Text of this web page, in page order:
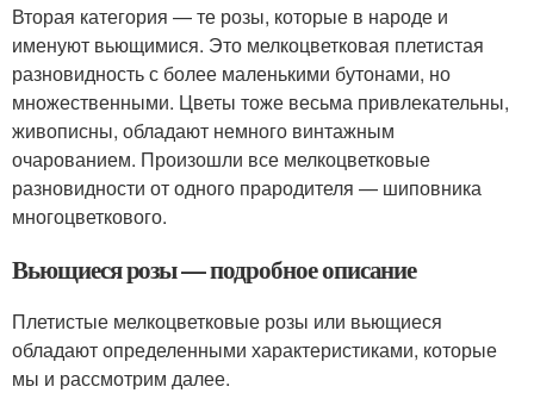
Вторая категория — те розы, которые в народе и
именуют вьющимися. Это мелкоцветковая плетистая
разновидность с более маленькими бутонами, но
множественными. Цветы тоже весьма привлекательны,
живописны, обладают немного винтажным
очарованием. Произошли все мелкоцветковые
разновидности от одного прародителя — шиповника
многоцветкового.
Вьющиеся розы — подробное описание
Плетистые мелкоцветковые розы или вьющиеся
обладают определенными характеристиками, которые
мы и рассмотрим далее.